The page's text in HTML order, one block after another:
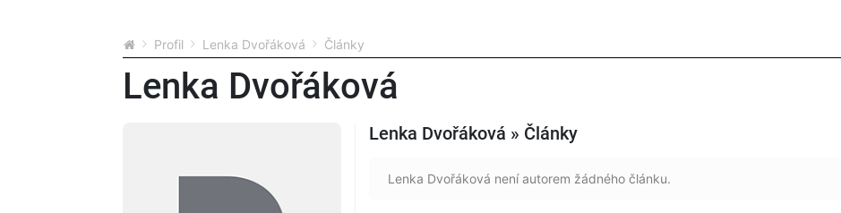
Profil Lenka Dvořáková Články
Lenka Dvořáková
Lenka Dvořáková » Články
Lenka Dvořáková není autorem žádného článku.